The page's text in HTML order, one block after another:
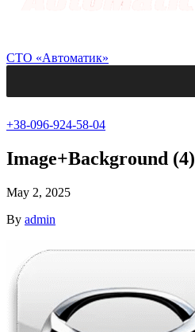
СТО «Автоматик»
+38-096-924-58-04
Image+Background (4)
May 2, 2025
By admin